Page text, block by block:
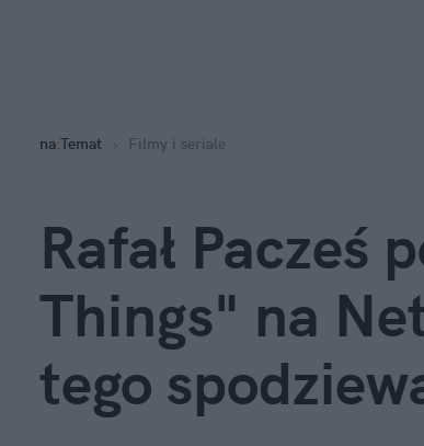
na:Temat Filmy i seriale
Rafał Pacześ
Things" na
tego